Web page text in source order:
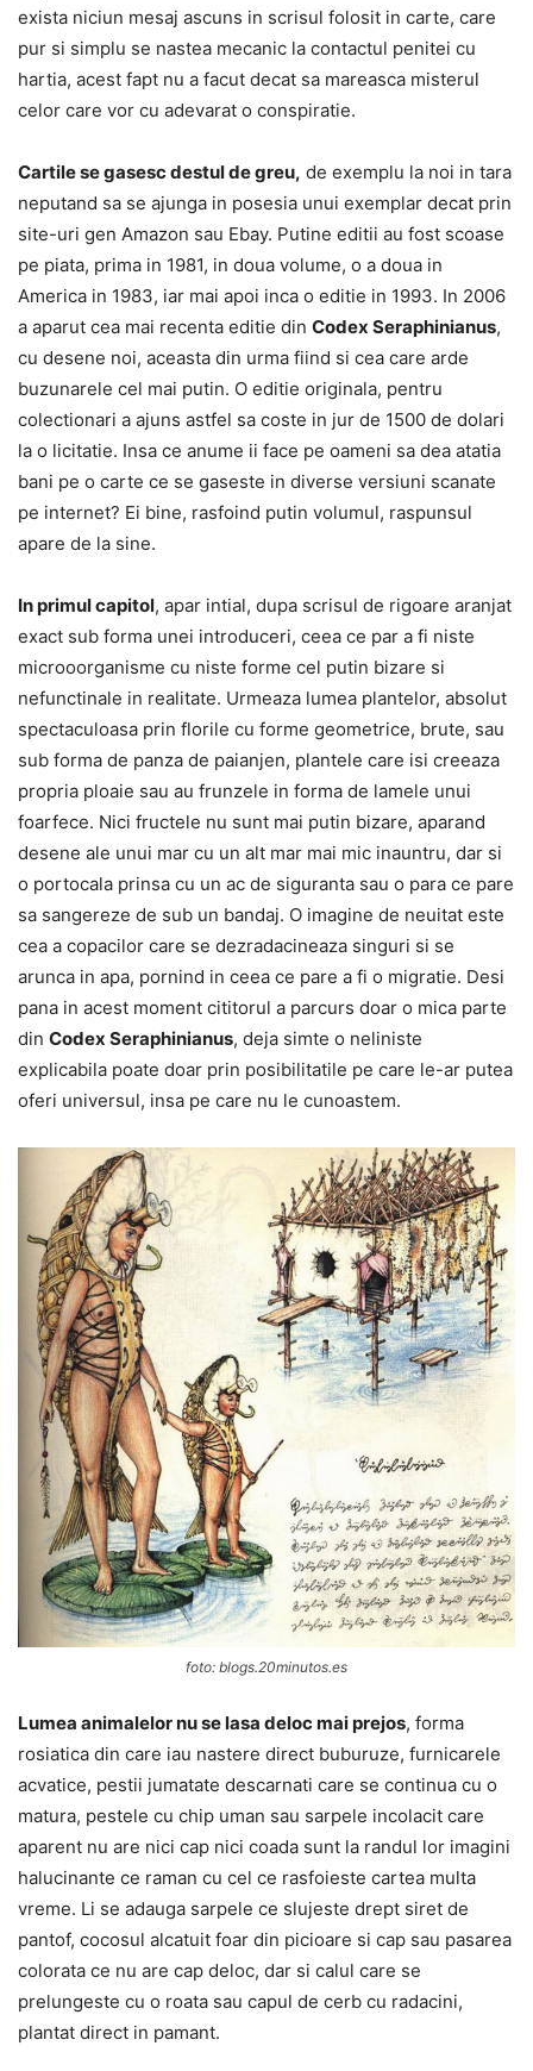
exista niciun mesaj ascuns in scrisul folosit in carte, care
pur si simplu se nastea mecanic la contactul penitei cu
hartia, acest fapt nu a facut decat sa mareasca misterul
celor care vor cu adevarat o conspiratie.
Cartile se gasesc destul de greu, de exemplu la noi in tara
neputand sa se ajunga in posesia unui exemplar decat prin
site-uri gen Amazon sau Ebay. Putine editii au fost scoase
pe piata, prima in 1981, in doua volume, o a doua in
America in 1983, iar mai apoi inca o editie in 1993. In 2006
a aparut cea mai recenta editie din Codex Seraphinianus,
cu desene noi, aceasta din urma fiind si cea care arde
buzunarele cel mai putin. O editie originala, pentru
colectionari a ajuns astfel sa coste in jur de 1500 de dolari
la o licitatie. Insa ce anume ii face pe oameni sa dea atatia
bani pe o carte ce se gaseste in diverse versiuni scanate
pe internet? Ei bine, rasfoind putin volumul, raspunsul
apare de la sine.
In primul capitol, apar intial, dupa scrisul de rigoare aranjat
exact sub forma unei introduceri, ceea ce par a fi niste
microoorganisme cu niste forme cel putin bizare si
nefunctinale in realitate. Urmeaza lumea plantelor, absolut
spectaculoasa prin florile cu forme geometrice, brute, sau
sub forma de panza de paianjen, plantele care isi creeaza
propria ploaie sau au frunzele in forma de lamele unui
foarfece. Nici fructele nu sunt mai putin bizare, aparand
desene ale unui mar cu un alt mar mai mic inauntru, dar si
o portocala prinsa cu un ac de siguranta sau o para ce pare
sa sangereze de sub un bandaj. O imagine de neuitat este
cea a copacilor care se dezradacineaza singuri si se
arunca in apa, pornind in ceea ce pare a fi o migratie. Desi
pana in acest moment cititorul a parcurs doar o mica parte
din Codex Seraphinianus, deja simte o neliniste
explicabila poate doar prin posibilitatile pe care le-ar putea
oferi universul, insa pe care nu le cunoastem.
foto: blogs.20minutos.es
Lumea animalelor nu se lasa deloc mai prejos, forma
rosiatica din care iau nastere direct buburuze, furnicarele
acvatice, pestii jumatate descarnati care se continua cu o
matura, pestele cu chip uman sau sarpele incolacit care
aparent nu are nici cap nici coada sunt la randul lor imagini
halucinante ce raman cu cel ce rasfoieste cartea multa
vreme. Li se adauga sarpele ce slujeste drept siret de
pantof, cocosul alcatuit foar din picioare si cap sau pasarea
colorata ce nu are cap deloc, dar si calul care se
prelungeste cu o roata sau capul de cerb cu radacini,
plantat direct in pamant.